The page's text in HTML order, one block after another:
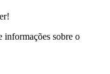
informações sobre o